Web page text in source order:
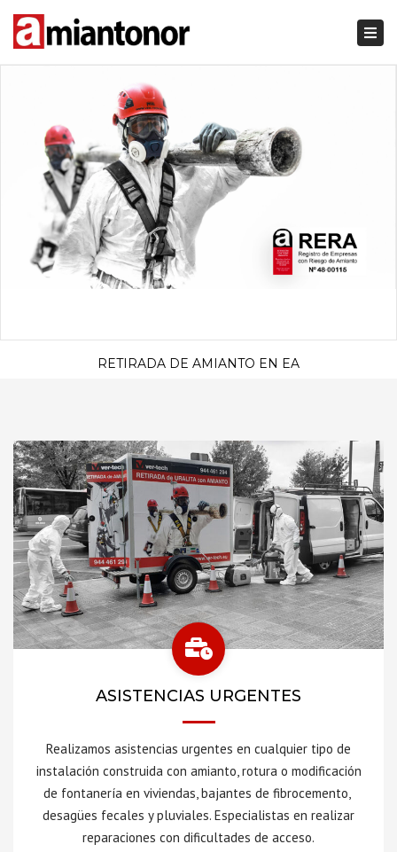
RETIRADA DE AMIANTO EN EA
ASISTENCIAS URGENTES
Realizamos asistencias urgentes en cualquier tipo de
instalación construida con amianto, rotura o modificación
de fontanería en viviendas, bajantes de fibrocemento,
desagües fecales y pluviales. Especialistas en realizar
reparaciones con dificultades de acceso.